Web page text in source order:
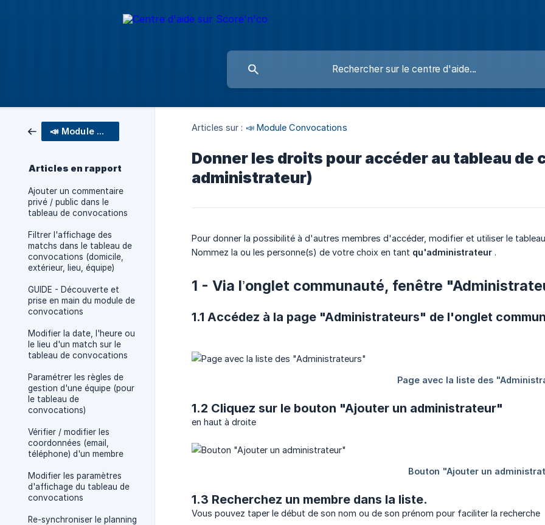
📣 Module Convocations
Articles en rapport
Ajouter un commentaire
privé / public dans le
tableau de convocations
Filtrer l'affichage des
matchs dans le tableau de
convocations (domicile,
extérieur, lieu, équipe)
GUIDE - Découverte et
prise en main du module de
convocations
Modifier la date, l'heure ou
le lieu d'un match sur le
tableau de convocations
Paramétrer les règles de
gestion d'une équipe (pour
le tableau de
convocations)
Vérifier / modifier les
coordonnées (email,
téléphone) d'un membre
Modifier les paramètres
d'affichage du tableau de
convocations
Re-synchroniser le planning
Articles sur : 📣 Module Convocations
Donner les droits pour accéder au tableau
administrateur)
Pour donner la possibilité à d'autres membres d'accéder, modifier et utiliser le
Nommez la ou les personne(s) de votre choix en tant qu'administrateur .
1 - Via l’onglet communauté, fenêtre
1.1 Accédez à la page "Administrateurs" de l'onglet
1.2 Cliquez sur le bouton "Ajouter un administrateur"
en haut à droite
1.3 Recherchez un membre dans la liste.
Vous pouvez taper le début de son nom ou de son prénom pour faciliter la recherche